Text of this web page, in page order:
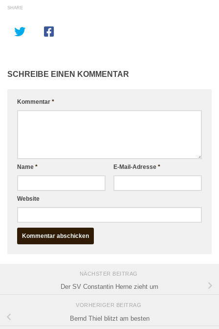
SHARE
SCHREIBE EINEN KOMMENTAR
Kommentar *
Name * E-Mail-Adresse *
Website
NÄCHSTER BEITRAG
Der SV Constantin Herne zieht um
VORHERIGER BEITRAG
Bernd Thiel blitzt am besten